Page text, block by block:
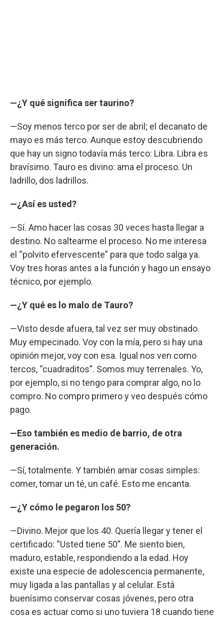
—¿Y qué significa ser taurino?
—Soy menos terco por ser de abril; el decanato de
mayo es más terco. Aunque estoy descubriendo
que hay un signo todavía más terco: Libra. Libra es
bravísimo. Tauro es divino: ama el proceso. Un
ladrillo, dos ladrillos.
—¿Así es usted?
—Sí. Amo hacer las cosas 30 veces hasta llegar a
destino. No saltearme el proceso. No me interesa
el “polvito efervescente” para que todo salga ya.
Voy tres horas antes a la función y hago un ensayo
técnico, por ejemplo.
—¿Y qué es lo malo de Tauro?
—Visto desde afuera, tal vez ser muy obstinado.
Muy empecinado. Voy con la mía, pero si hay una
opinión mejor, voy con esa. Igual nos ven como
tercos, “cuadraditos”. Somos muy terrenales. Yo,
por ejemplo, si no tengo para comprar algo, no lo
compro. No compro primero y veo después cómo
pago.
—Eso también es medio de barrio, de otra
generación.
—Sí, totalmente. Y también amar cosas simples:
comer, tomar un té, un café. Esto me encanta.
—¿Y cómo le pegaron los 50?
—Divino. Mejor que los 40. Quería llegar y tener el
certificado: “Usted tiene 50”. Me siento bien,
maduro, estable, respondiendo a la edad. Hoy
existe una especie de adolescencia permanente,
muy ligada a las pantallas y al celular. Está
buenísimo conservar cosas jóvenes, pero otra
cosa es actuar como si uno tuviera 18 cuando tiene